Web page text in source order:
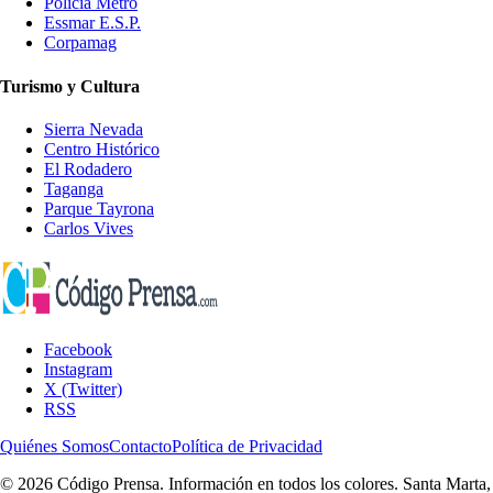
Essmar E.S.P.
Corpamag
Turismo y Cultura
Sierra Nevada
Centro Histórico
El Rodadero
Taganga
Parque Tayrona
Carlos Vives
Facebook
Instagram
X (Twitter)
RSS
Quiénes SomosContactoPolítica de Privacidad
© 2026 Código Prensa. Información en todos los colores. Santa